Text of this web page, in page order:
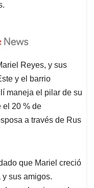
Reyes, y sus
y el barrio
maneja el pilar de su
el 20 % de
a través de Rus
que Mariel creció
sus amigos.